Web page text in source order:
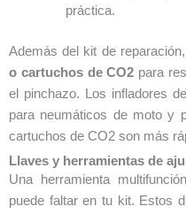
práctica.
Además del kit de
o cartuchos de CO2 para
el pinchazo. Los infladores
para neumáticos de moto y
cartuchos de CO2 son más
Llaves y herramientas de
Una herramienta
puede faltar en tu kit. Estos